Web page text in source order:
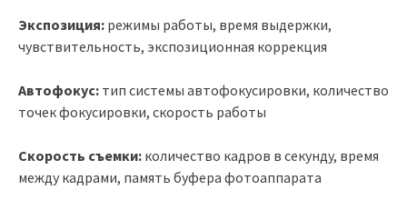
Экспозиция: режимы работы, время выдержки,
чувствительность, экспозиционная коррекция
Автофокус: тип системы автофокусировки, количество
точек фокусировки, скорость работы
Скорость съемки: количество кадров в секунду, время
между кадрами, память буфера фотоаппарата